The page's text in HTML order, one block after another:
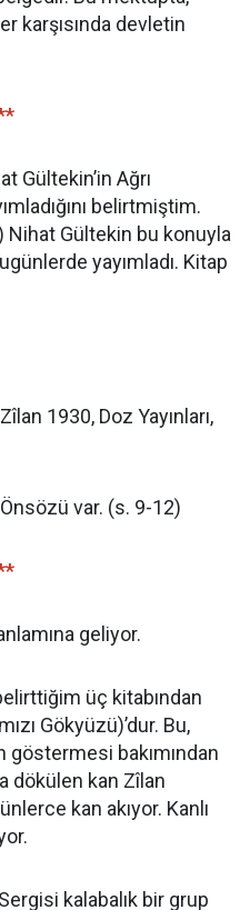
karşısında devletin
Gültekin’in Ağrı
belirtmiştim.
Nihat Gültekin bu konuyla
yayımladı. Kitap
1930, Doz Yayınları,
var. (s. 9-12)
geliyor.
üç kitabından
Gökyüzü)’dur. Bu,
göstermesi bakımından
dökülen kan Zîlan
kan akıyor. Kanlı
kalabalık bir grup